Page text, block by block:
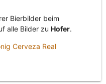
Bierbilder beim
alle Bilder zu Hofer.
Cerveza Real